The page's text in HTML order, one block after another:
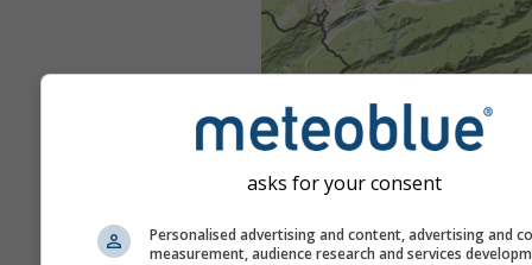
asks for your consent
Personalised advertising and content, advertising and
measurement, audience research and services